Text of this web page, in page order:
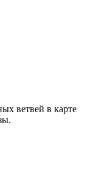
ветвей в карте